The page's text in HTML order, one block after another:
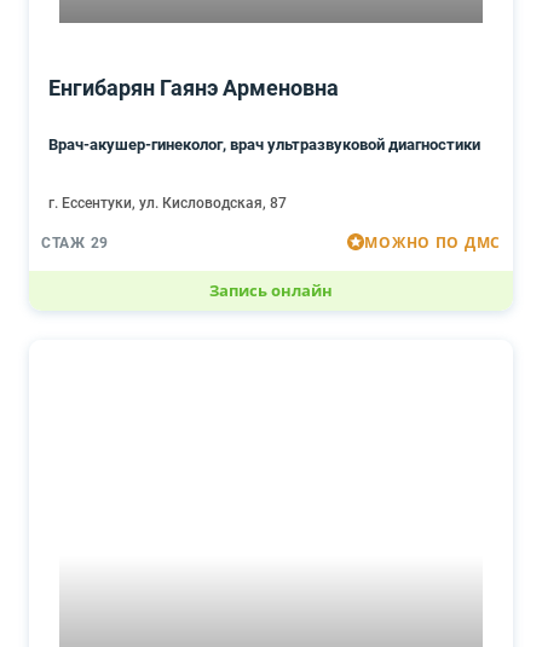
Енгибарян Гаянэ Арменовна
Врач-акушер-гинеколог, врач ультразвуковой диагностики
г. Ессентуки, ул. Кисловодская, 87
СТАЖ 29 МОЖНО ПО ДМС
Запись онлайн